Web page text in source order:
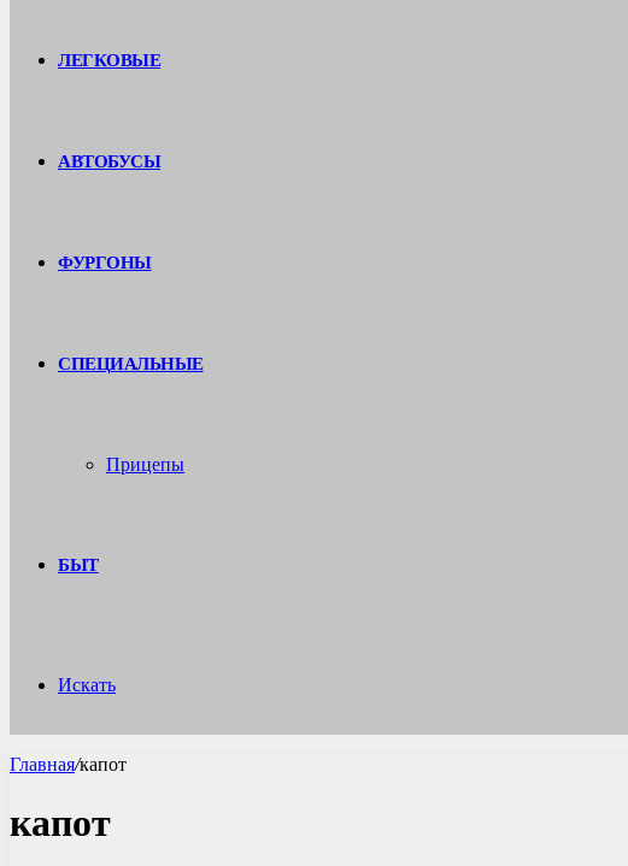
ЛЕГКОВЫЕ
АВТОБУСЫ
ФУРГОНЫ
СПЕЦИАЛЬНЫЕ
Прицепы
БЫТ
Искать
Главная/капот
капот